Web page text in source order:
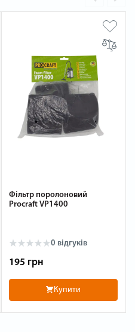
Фільтр поролоновий
Procraft VP1400
0 відгуків
195 грн
Купити